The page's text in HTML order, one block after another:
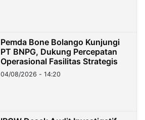
Pemda Bone Bolango Kunjungi
PT BNPG, Dukung Percepatan
Operasional Fasilitas Strategis
04/08/2026 - 14:20